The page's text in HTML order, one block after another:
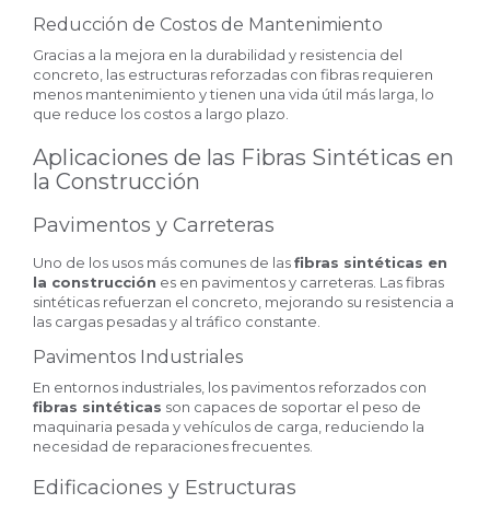
Reducción de Costos de Mantenimiento
Gracias a la mejora en la durabilidad y resistencia del
concreto, las estructuras reforzadas con fibras requieren
menos mantenimiento y tienen una vida útil más larga, lo
que reduce los costos a largo plazo.
Aplicaciones de las Fibras Sintéticas en
la Construcción
Pavimentos y Carreteras
Uno de los usos más comunes de lasfibras sintéticas en
la construcción es en pavimentos y carreteras. Las fibras
sintéticas refuerzan el concreto, mejorando su resistencia a
las cargas pesadas y al tráfico constante.
Pavimentos Industriales
En entornos industriales, los pavimentos reforzados con
fibras sintéticas son capaces de soportar el peso de
maquinaria pesada y vehículos de carga, reduciendo la
necesidad de reparaciones frecuentes.
Edificaciones y Estructuras